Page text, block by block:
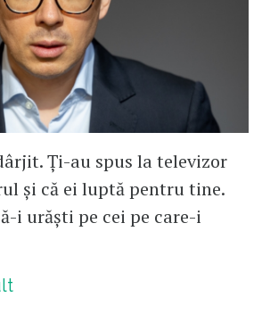
Ți-au spus la televizor
și că ei luptă pentru tine.
i urăști pe cei pe care-i